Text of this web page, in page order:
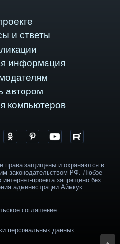
и ответы
информация
автором
компьютеров
права защищены и охраняются в
законодательством РФ. Любое
проекта запрещено без
администрации Аймкук.
соглашение
персональных данных